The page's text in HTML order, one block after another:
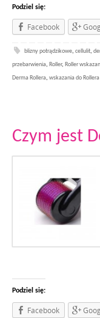
Podziel się:
Facebook
blizny potrądzikowe,cellulit,
przebarwienia, Roller, Roller
Derma Rollera, wskazania do Rollera
Czym jest
Podziel się:
Facebook